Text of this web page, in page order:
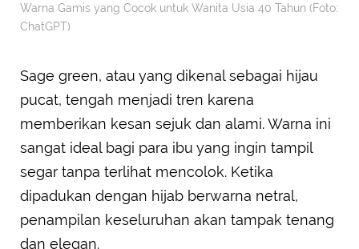
Warna Gamis yang Cocok untuk Wanita Usia 40 Tahun (Foto:
ChatGPT)
Sage green, atau yang dikenal sebagai hijau
pucat, tengah menjadi tren karena
memberikan kesan sejuk dan alami. Warna ini
sangat ideal bagi para ibu yang ingin tampil
segar tanpa terlihat mencolok. Ketika
dipadukan dengan hijab berwarna netral,
penampilan keseluruhan akan tampak tenang
dan elegan.